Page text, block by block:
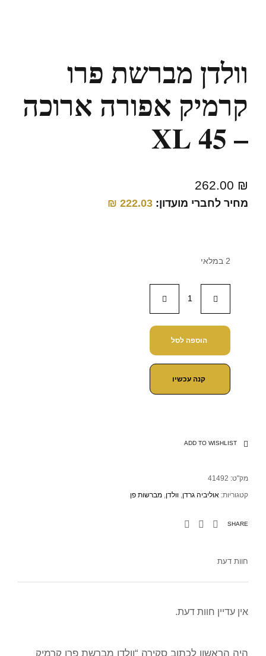
וולדן מברשת פרו
קרמיק אפורה ארוכה
– 45 XL
262.00 ₪
מחיר לחברי מועדון: 222.03
₪
2 במלאי
הוספה לסל
קנה עכשיו
ADD TO WISHLIST
מק"ט: 41492
קטגוריות: אוליביה גרדן, וולדן, מברשות פן
SHARE
חוות דעת
אין עדיין חוות דעת.
היה הראשון לכתוב סקירה “וולדן מברשת פרו קרמיק